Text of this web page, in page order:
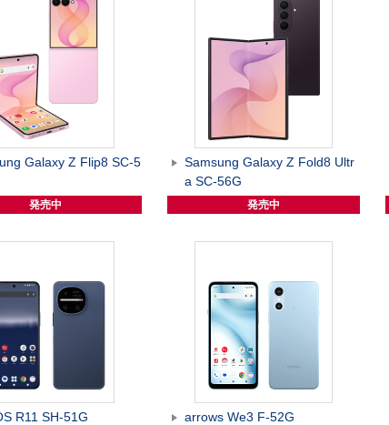
Galaxy Z Flip8 SC-5
発売中
Samsung Galaxy Z Fold8 Ultr
a SC-56G
発売中
R11 SH-51G arrows We3 F-52G